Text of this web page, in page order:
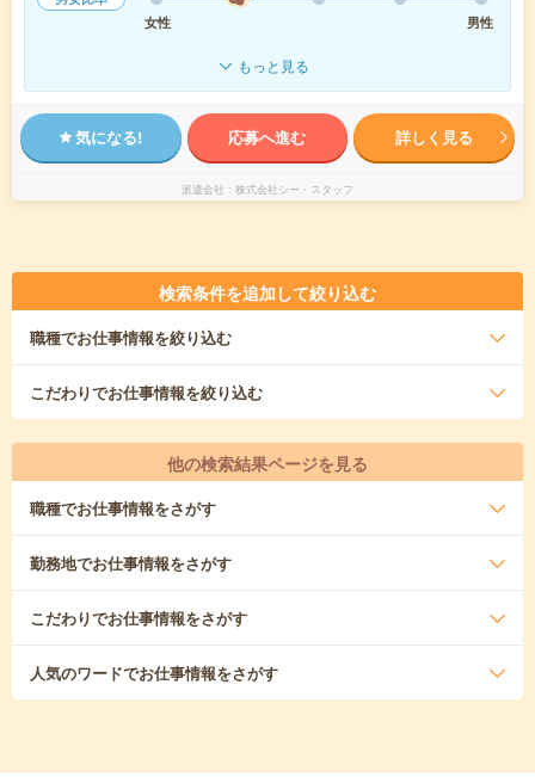
女性
男性
もっと見る
気になる! 応募へ進む 詳しく見る
派遣会社 株式会社シー・スタッフ
検索条件を追加して絞り込む
職種でお仕事情報を絞り込む
こだわりでお仕事情報を絞り込む
他の検索結果ページを見る
職種でお仕事情報をさがす
勤務地でお仕事情報をさがす
こだわりでお仕事情報をさがす
人気のワードでお仕事情報をさがす